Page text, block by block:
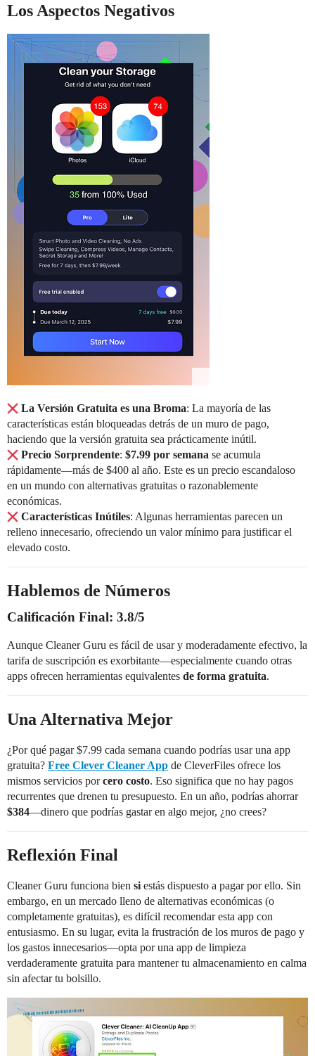
Los Aspectos Negativos
La Versión Gratuita es una Broma: La mayoría de las
características están bloqueadas detrás de un muro de pago,
haciendo que la versión gratuita sea prácticamente inútil.
Precio Sorprendente: $7.99 por semana se acumula
rápidamente—más de $400 al año. Este es un precio escandaloso
en un mundo con alternativas gratuitas o razonablemente
económicas.
Características Inútiles: Algunas herramientas parecen un
relleno innecesario, ofreciendo un valor mínimo para justificar el
elevado costo.
Hablemos de Números
Calificación Final: 3.8/5
Aunque Cleaner Guru es fácil de usar y moderadamente efectivo, la
tarifa de suscripción es exorbitante—especialmente cuando otras
apps ofrecen herramientas equivalentes de forma gratuita.
Una Alternativa Mejor
¿Por qué pagar $7.99 cada semana cuando podrías usar una app
gratuita? Free Clever Cleaner App de CleverFiles ofrece los
mismos servicios porcero costo. Eso significa que no hay pagos
recurrentes que drenen tu presupuesto. En un año, podrías ahorrar
$384—dinero que podrías gastar en algo mejor, ¿no crees?
Reflexión Final
Cleaner Guru funciona bien si estás dispuesto a pagar por ello. Sin
embargo, en un mercado lleno de alternativas económicas (o
completamente gratuitas), es difícil recomendar esta app con
entusiasmo. En su lugar, evita la frustración de los muros de pago y
los gastos innecesarios—opta por una app de limpieza
verdaderamente gratuita para mantener tu almacenamiento en calma
sin afectar tu bolsillo.